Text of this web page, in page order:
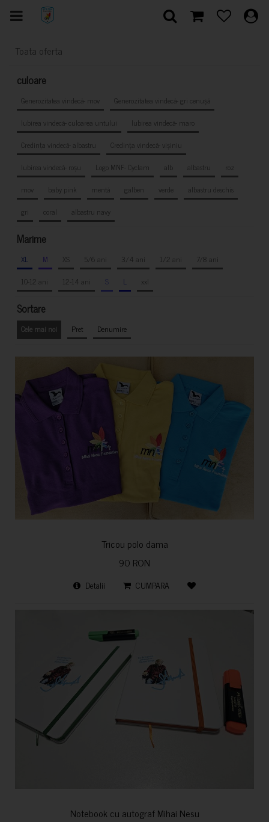
Toata oferta
culoare
Generozitatea vindecă- mov
Generozitatea vindecă- gri cenușă
Iubirea vindecă- culoarea untului
Iubirea vindecă- maro
Credința vindecă- albastru
Credința vindecă- vișiniu
Iubirea vindecă- roșu
Logo MNF- Cyclam alb albastru
roz
mov
baby pink mentă galben verde
albastru deschis
gri
coral albastru navy
Marime
XL M XS 5/6 ani 3/4 ani 1/2 ani
7/8 ani
10-12 ani
12-14 ani S L xxl
Sortare
Cele mai noi Pret Denumire
Tricou polo dama
90 RON
Detalii CUMPARA
Notebook cu autograf Mihai Nesu